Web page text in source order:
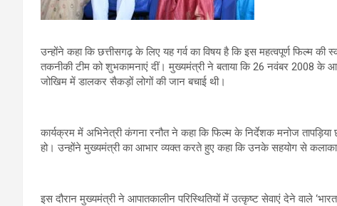
उन्होंने कहा कि छत्तीसगढ़ के लिए यह गर्व का विषय है कि इस महत्वपूर्ण फिल्म
तकनीकी टीम को शुभकामनाएं दीं। मुख्यमंत्री ने बताया कि 26 नवंबर 2008 के
जोखिम में डालकर सैकड़ों लोगों की जान बचाई थी।
कार्यक्रम में अभिनेत्री कंगना रनौत ने कहा कि फिल्म के निर्देशक मनोज
हो। उन्होंने मुख्यमंत्री का आभार व्यक्त करते हुए कहा कि उनके सहयोग से
इस दौरान मुख्यमंत्री ने आपातकालीन परिस्थितियों में उत्कृष्ट सेवाएं देने वाले ‘भारत